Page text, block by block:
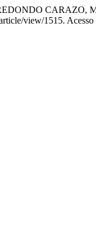
CARAZO,
view/1515.